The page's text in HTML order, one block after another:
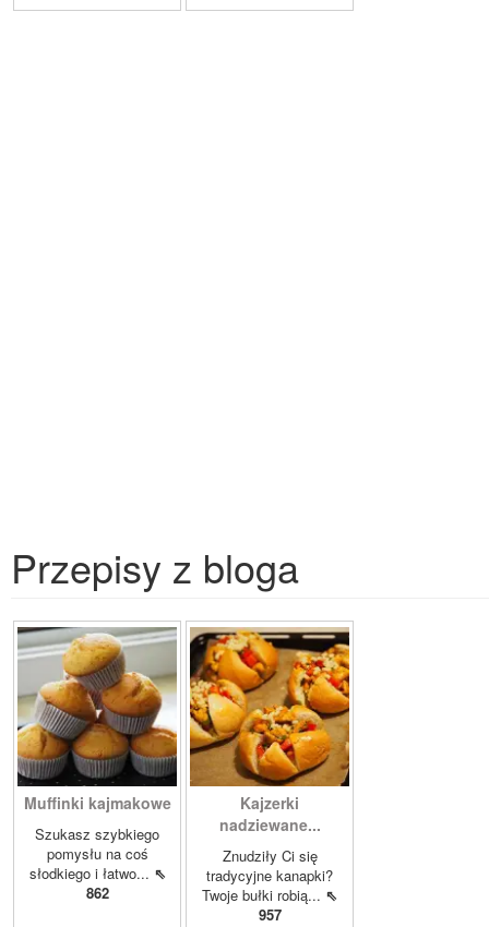
Przepisy z bloga
Muffinki kajmakowe
Szukasz szybkiego
pomysłu na coś
słodkiego i łatwo... ⇖
862
Kajzerki
nadziewane...
Znudziły Ci się
tradycyjne kanapki?
Twoje bułki robią... ⇖
957